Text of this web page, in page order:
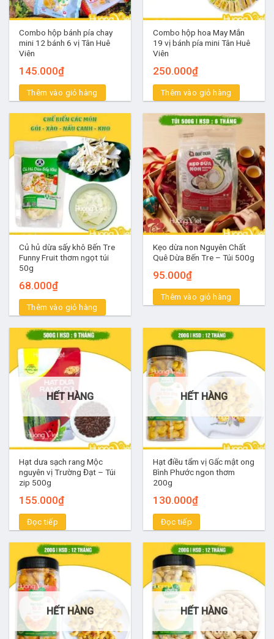
Combo hộp bánh pía chay
mini 12 bánh 6 vị Tân Huê
Viên
145.000₫
Thêm vào giỏ hàng
Combo hộp hoa May Mắn
19 vị bánh pía mini Tân Huê
Viên
250.000₫
Thêm vào giỏ hàng
Củ hủ dừa sấy khô Bến Tre
Funny Fruit thơm ngọt túi
50g
68.000₫
Thêm vào giỏ hàng
Kẹo dừa non Nguyên Chất
Quê Dừa Bến Tre – Túi 500g
95.000₫
Thêm vào giỏ hàng
HẾT HÀNG
Hạt dưa sạch rang Mộc
nguyên vị Trường Đạt – Túi
zip 500g
155.000₫
Đọc tiếp
HẾT HÀNG
Hạt điều tẩm vị Gấc mật ong
Bình Phước ngon thơm
200g
130.000₫
Đọc tiếp
HẾT HÀNG HẾT HÀNG